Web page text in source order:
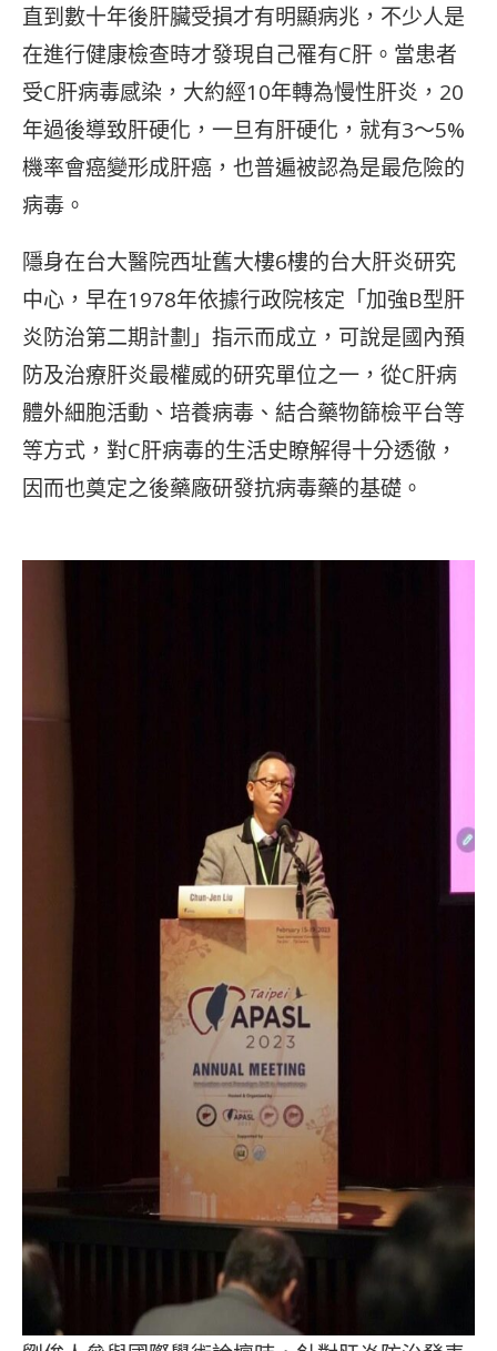
直到數十年後肝臟受損才有明顯病兆，不少人是
在進行健康檢查時才發現自己罹有C肝。當患者
受C肝病毒感染，大約經10年轉為慢性肝炎，20
年過後導致肝硬化，一旦有肝硬化，就有3～5%
機率會癌變形成肝癌，也普遍被認為是最危險的
病毒。
隱身在台大醫院西址舊大樓6樓的台大肝炎研究
中心，早在1978年依據行政院核定「加強B型肝
炎防治第二期計劃」指示而成立，可說是國內預
防及治療肝炎最權威的研究單位之一，從C肝病
體外細胞活動、培養病毒、結合藥物篩檢平台等
等方式，對C肝病毒的生活史瞭解得十分透徹，
因而也奠定之後藥廠研發抗病毒藥的基礎。